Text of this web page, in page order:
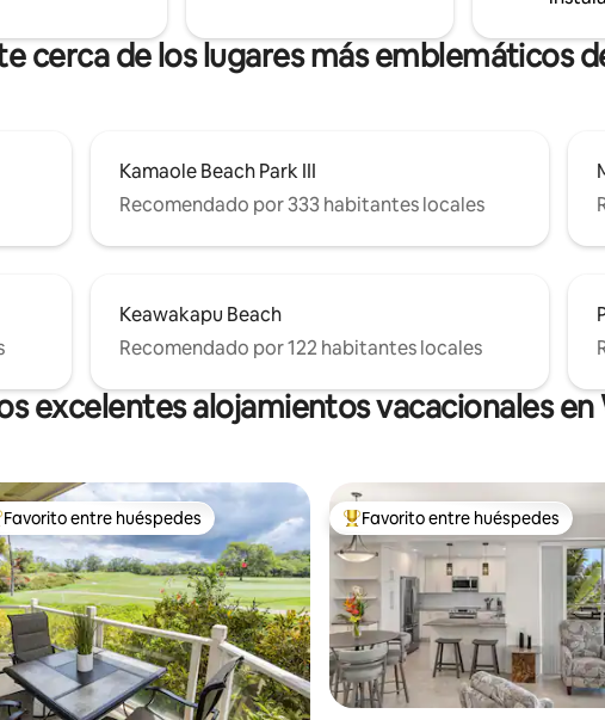
cerca de los lugares más emblemáticos
Kamaole Beach Park III
Recomendado por 333 habitantes locales
Keawakapu Beach
Recomendado por 122 habitantes locales
excelentes alojamientos vacacionales en
los mejores en Favorito entre huéspedes
Favorito entre huéspedes De los mejores en Favorito entre
Favorito entre huéspedes